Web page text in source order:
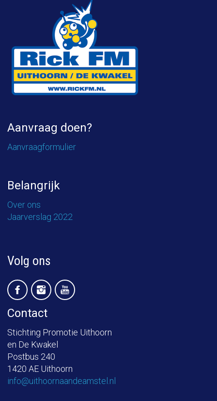
Aanvraag doen?
Aanvraagformulier
Belangrijk
Over ons
Jaarverslag 2022
Volg ons
Contact
Stichting Promotie Uithoorn
en De Kwakel
Postbus 240
1420 AE Uithoorn
info@uithoornaandeamstel.nl